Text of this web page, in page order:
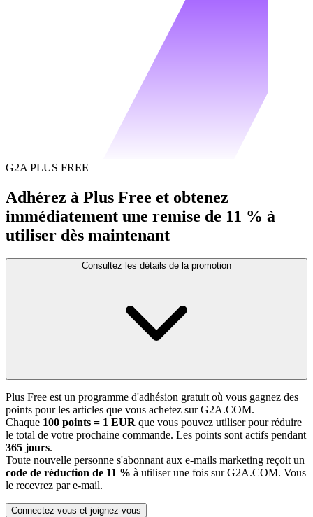
G2A PLUS FREE
Adhérez à Plus Free et obtenez
immédiatement une remise de 11 % à
utiliser dès maintenant
Consultez les détails de la promotion
Plus Free est un programme d'adhésion gratuit où vous gagnez des
points pour les articles que vous achetez sur G2A.COM.
Chaque 100 points = 1 EUR que vous pouvez utiliser pour réduire
le total de votre prochaine commande. Les points sont actifs pendant
365 jours.
Toute nouvelle personne s'abonnant aux e-mails marketing reçoit un
code de réduction de 11 % à utiliser une fois sur G2A.COM. Vous
le recevrez par e-mail.
Connectez-vous et joignez-vous